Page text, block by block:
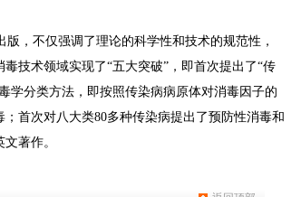
，不仅强调了理论的科学性和技术的规范性，
技术领域实现了“五大突破”，即首次提出了“传
学分类方法，即按照传染病病原体对消毒因子的
首次对八大类80多种传染病提出了预防性消毒和
著作。